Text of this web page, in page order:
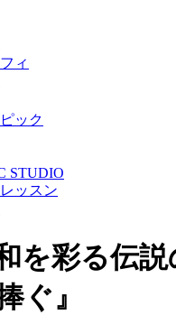
ィ
ック
STUDIO
ッスン
を彩る伝説
ぐ』